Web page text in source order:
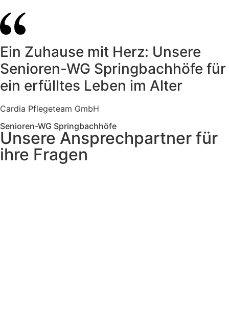
Ein Zuhause mit Herz: Unsere
Senioren-WG Springbachhöfe für
ein erfülltes Leben im Alter
Cardia Pflegeteam GmbH
Senioren-WG Springbachhöfe
Unsere Ansprechpartner für
ihre Fragen